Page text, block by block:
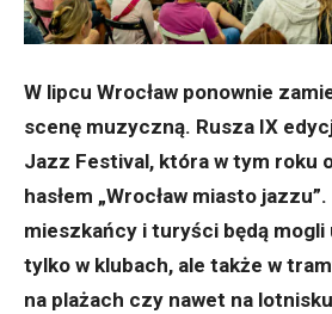
W lipcu Wrocław ponownie
scenę muzyczną. Rusza IX
Jazz Festival, która w tym roku
hasłem „Wrocław miasto
mieszkańcy i turyści będą mogli
tylko w klubach, ale także w
na plażach czy nawet na